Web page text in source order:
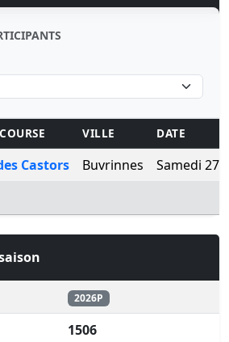
VILLE DATE
Castors Buvrinnes
Samedi 27
2026P
1506